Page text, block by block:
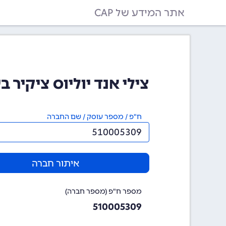
אתר המידע של CAP
צילי אנד יוליוס ציקיר בעמ
ח"פ / מספר עוסק / שם החברה
איתור חברה
מספר ח"פ (מספר חברה)
510005309